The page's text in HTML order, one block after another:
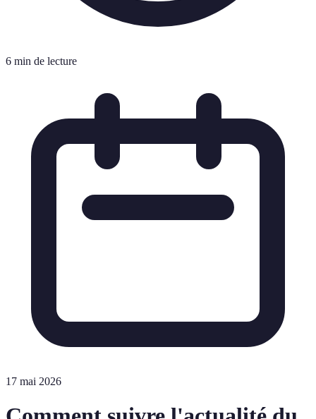
6 min de lecture
17 mai 2026